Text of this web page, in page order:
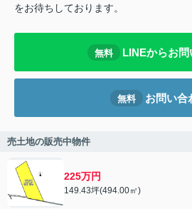
をお待ちしております。
無料 LINEからお問
無料 お問い合
売土地の販売中物件
225万円
149.43坪(494.00㎡)